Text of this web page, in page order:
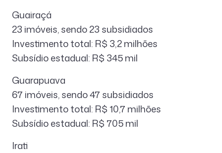
Guairaçá
23 imóveis, sendo 23 subsidiados
Investimento total: R$ 3,2 milhões
Subsídio estadual: R$ 345 mil
Guarapuava
67 imóveis, sendo 47 subsidiados
Investimento total: R$ 10,7 milhões
Subsídio estadual: R$ 705 mil
Irati